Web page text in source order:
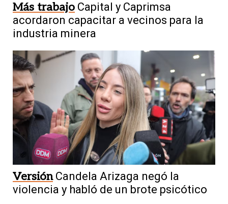
Más trabajo Capital y Caprimsa
acordaron capacitar a vecinos para la
industria minera
Versión Candela Arizaga negó la
violencia y habló de un brote psicótico